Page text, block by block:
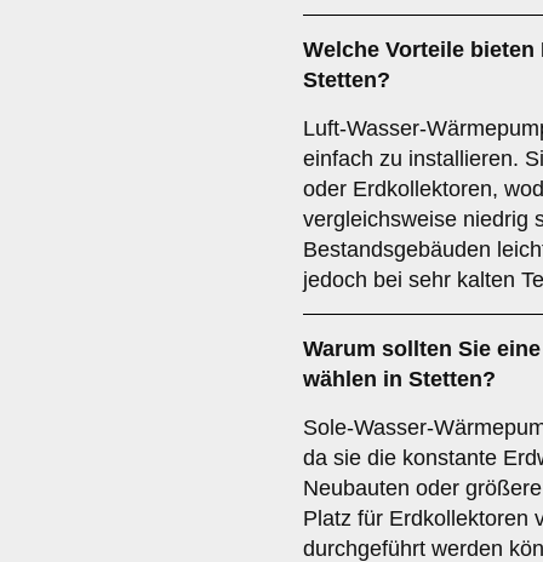
Welche Vorteile bieten
Stetten?
Luft-Wasser-
einfach zu installieren.
oder Erdkollektoren,
vergleichsweise niedrig
Bestandsgebäuden
jedoch bei sehr kalten
Warum sollten Sie
wählen in Stetten?
Sole-Wasser-
da sie die konstante
Neubauten oder
Platz für Erdkollektoren
durchgeführt werden